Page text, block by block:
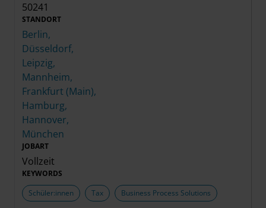
50241
STANDORT
Berlin,
Düsseldorf,
Leipzig,
Mannheim,
Frankfurt (Main),
Hamburg,
Hannover,
München
JOBART
Vollzeit
KEYWORDS
Schüler:innen
Tax Business Process Solutions